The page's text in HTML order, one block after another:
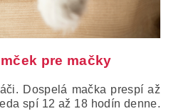
pre mačky
Dospelá mačka prespí až
spí 12 až 18 hodín denne.